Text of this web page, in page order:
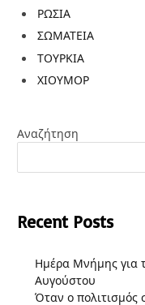
ΡΩΣΙΑ
ΣΩΜΑΤΕΙΑ
ΤΟΥΡΚΙΑ
ΧΙΟΥΜΟΡ
Αναζήτηση
Recent Posts
Ημέρα Μνήμης για
Αυγούστου
Όταν ο πολιτισμός